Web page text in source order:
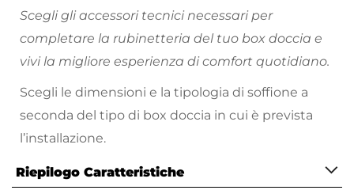
Scegli gli accessori tecnici necessari per
completare la rubinetteria del tuo box doccia e
vivi la migliore esperienza di comfort quotidiano.
Scegli le dimensioni e la tipologia di soffione a
seconda del tipo di box doccia in cui è prevista
l’installazione.
Riepilogo Caratteristiche